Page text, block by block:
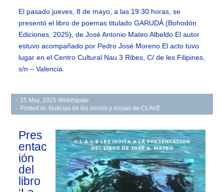
El pasado jueves, 8 de mayo, a las 19:30 horas, se
presentó el libro de poemas titulado GARUDÁ (Bohodón
Ediciones, 2025), de José Antonio Mateo Albeldo.El autor
estuvo acompañado por Pedro José Moreno.El acto tuvo
lugar en el Centro Cultural Nau 3 Ribes, C/ de les Filipines,
s/n – Valencia.
15 May, 2025 Webmaster
Posted in: Noticias de los socios y socias de CLAVE
Pres
entac
ión
del
libro